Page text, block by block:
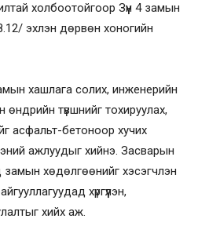
холбоотойгоор Зүүн 4 замын
эхлэн дөрвөн хоногийн
хашлага солих, инженерийн
түвшнийг тохируулах,
асфальт-бетоноор хучих
ажлуудыг хийнэ. Засварын
замын хөдөлгөөнийг хэсэгчлэн
хүргүүлэн,
хийх аж.